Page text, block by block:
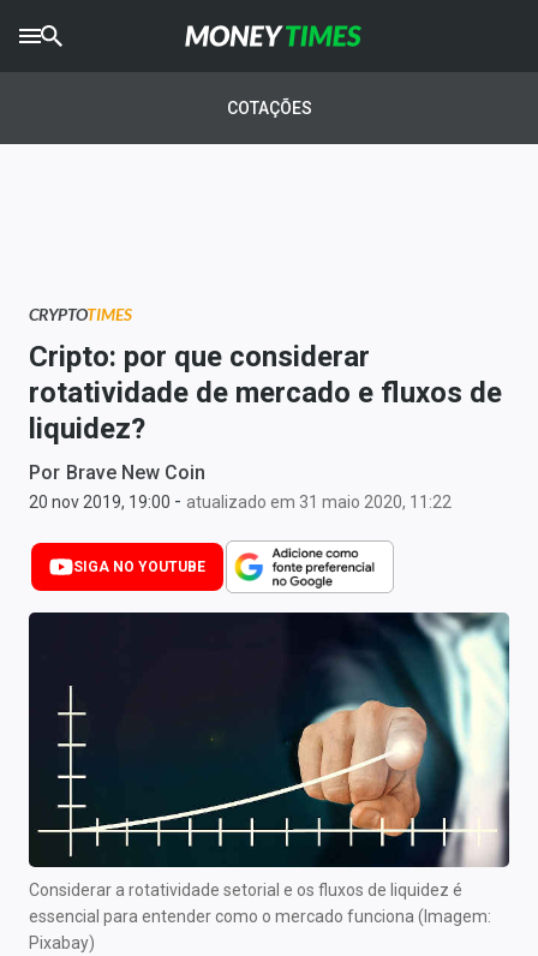
AGROTIMES
Newsletters
Money Trader
Anuncie
Últimas Notícias
Newsletters
Cotações
Carteiras Recomendadas
Central de Fundos Imobiliários
Central dos IPOs
Renda Fixa
COTAÇÕES
CRYPTOTIMES
Cripto: por que considerar
rotatividade de mercado e fluxos de
liquidez?
Por Brave New Coin
20 nov 2019, 19:00 - atualizado em 31 maio 2020, 11:22
SIGA NO YOUTUBE
Considerar a rotatividade setorial e os fluxos de liquidez é
essencial para entender como o mercado funciona (Imagem:
Pixabay)